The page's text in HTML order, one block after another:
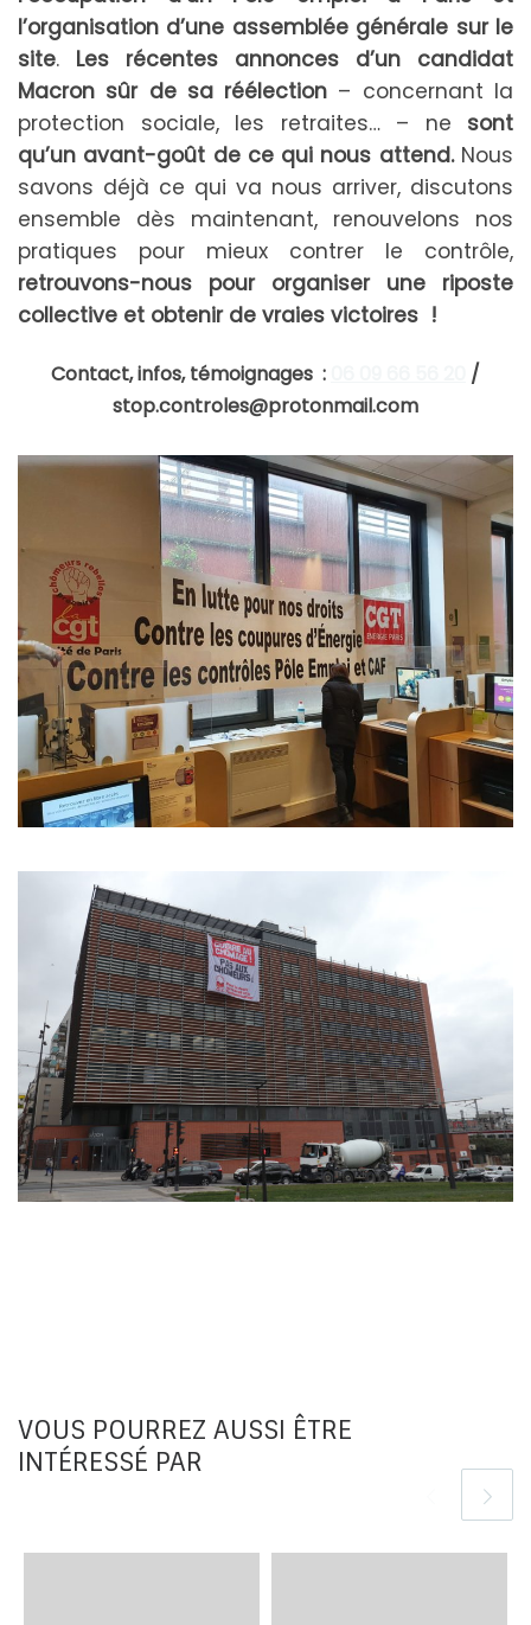
l’organisation d’une assemblée générale sur le
site. Les récentes annonces d’un candidat
Macron sûr de sa réélection – concernant la
protection sociale, les retraites… – ne sont
qu’un avant-goût de ce qui nous attend.Nous
savons déjà ce qui va nous arriver, discutons
ensemble dès maintenant, renouvelons nos
pratiques pour mieux contrer le contrôle,
retrouvons-nous pour organiser une riposte
collective et obtenir de vraies victoires !
Contact, infos, témoignages :
/
stop.controles@protonmail.com
VOUS POURREZ AUSSI ÊTRE
INTÉRESSÉ PAR